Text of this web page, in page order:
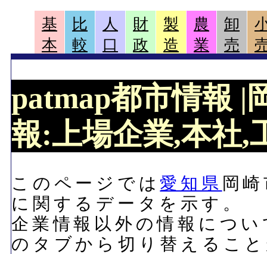
基
本
比
較
人
口
財
政
製
造
農
業
卸
売
patmap都市情報 |
報:上場企業,本社,
このページでは 愛知県 岡
に関するデータを示す。
企業情報以外の情報につ
のタブから切り替えるこ